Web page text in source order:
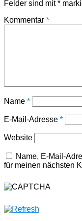
Felder sind mit*
Kommentar *
Name *
E-Mail-Adresse *
Website
Name, E-Mail-
für meinen nächsten